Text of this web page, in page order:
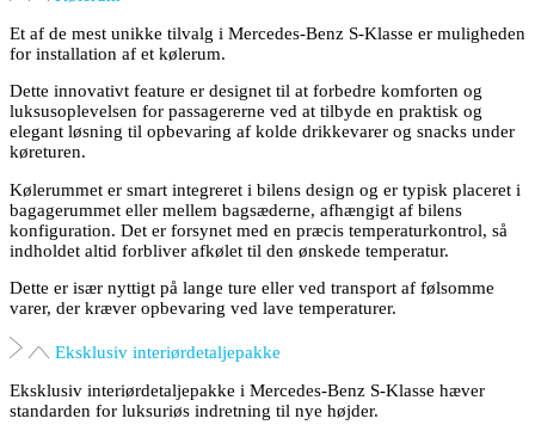
Et af de mest unikke tilvalg i Mercedes-Benz S-Klasse er muligheden
for installation af et kølerum.
Dette innovativt feature er designet til at forbedre komforten og
luksusoplevelsen for passagererne ved at tilbyde en praktisk og
elegant løsning til opbevaring af kolde drikkevarer og snacks under
køreturen.
Kølerummet er smart integreret i bilens design og er typisk placeret i
bagagerummet eller mellem bagsæderne, afhængigt af bilens
konfiguration. Det er forsynet med en præcis temperaturkontrol, så
indholdet altid forbliver afkølet til den ønskede temperatur.
Dette er især nyttigt på lange ture eller ved transport af følsomme
varer, der kræver opbevaring ved lave temperaturer.
Eksklusiv interiørdetaljepakke
Eksklusiv interiørdetaljepakke i Mercedes-Benz S-Klasse hæver
standarden for luksuriøs indretning til nye højder.